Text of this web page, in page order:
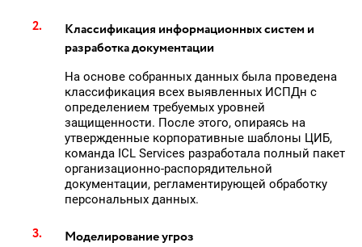
Классификация информационных систем и
разработка документации
На основе собранных данных была проведена
классификация всех выявленных ИСПДн с
определением требуемых уровней
защищенности. После этого, опираясь на
утвержденные корпоративные шаблоны ЦИБ,
команда ICL Services разработала полный пакет
организационно-распорядительной
документации, регламентирующей обработку
персональных данных.
Моделирование угроз